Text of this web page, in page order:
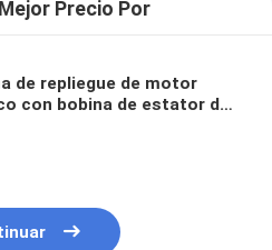
Precio Por
de repliegue de motor
con bobina de estator de